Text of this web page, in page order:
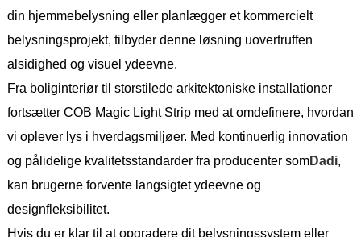
din hjemmebelysning eller planlægger et kommercielt
belysningsprojekt, tilbyder denne løsning uovertruffen
alsidighed og visuel ydeevne.
Fra boliginteriør til storstilede arkitektoniske installationer
fortsætter COB Magic Light Strip med at omdefinere, hvordan
vi oplever lys i hverdagsmiljøer. Med kontinuerlig innovation
og pålidelige kvalitetsstandarder fra producenter somDadi,
kan brugerne forvente langsigtet ydeevne og
designfleksibilitet.
Hvis du er klar til at opgradere dit belysningssystem eller